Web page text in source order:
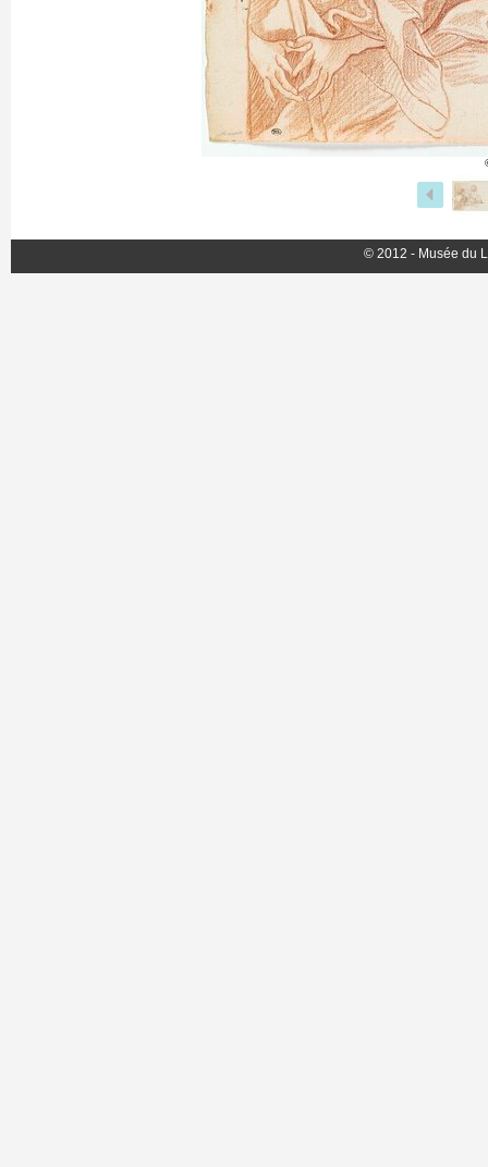
© 2012 - Musée du